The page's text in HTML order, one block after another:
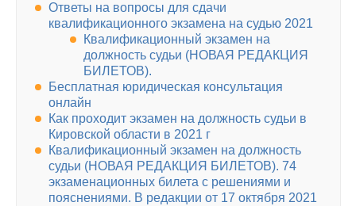
Ответы на вопросы для сдачи
квалификационного экзамена на судью 2021
Квалификационный экзамен на
должность судьи (НОВАЯ РЕДАКЦИЯ
БИЛЕТОВ).
Бесплатная юридическая консультация
онлайн
Как проходит экзамен на должность судьи в
Кировской области в 2021 г
Квалификационный экзамен на должность
судьи (НОВАЯ РЕДАКЦИЯ БИЛЕТОВ). 74
экзаменационных билета с решениями и
пояснениями. В редакции от 17 октября 2021